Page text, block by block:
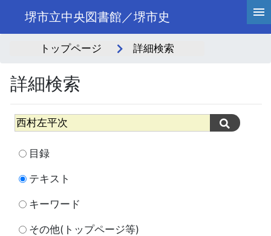
堺市立中央図書館／堺市史
トップページ 詳細検索
詳細検索
目録
テキスト
キーワード
その他(トップページ等)